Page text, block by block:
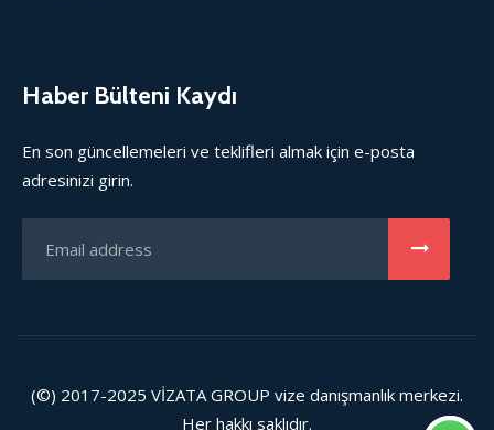
Haber Bülteni Kaydı
En son güncellemeleri ve teklifleri almak için e-posta
adresinizi girin.
(©) 2017-2025 VİZATA GROUP vize danışmanlık merkezi.
Her hakkı saklıdır.